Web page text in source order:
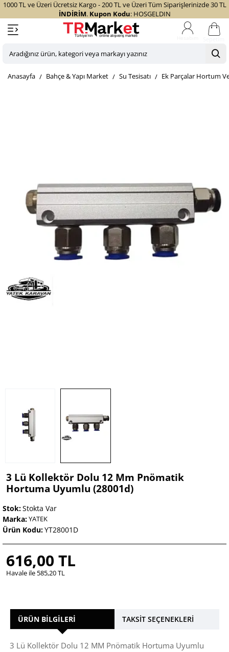
1000 TL ve Üzeri Ücretsiz Kargo - 200 TL ve Üzeri Tüm Siparişlerinizde 30 TL
İNDİRİM. Kupon Kodu: HOSGELDIN
Aradığınız
kategori
homeBahçe & Yapı Market Su Tesisatı Ek Parçalar Hortum
3 Lü Kollektör Dolu 12 Mm Pnömatik
Hortuma Uyumlu (28001d)
Stok:Stokta Var
Marka:YATEK
Ürün Kodu:YT28001D
616,00 TL
Havale ile 585,20 TL
ÜRÜN BILGILERI TAKSIT SEÇENEKLERI
3 Lü Kollektör Dolu 12 MM Pnömatik Hortuma Uyumlu